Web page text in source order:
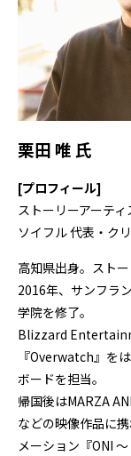
栗田 唯 氏
[プロフィール]
ストーリーアーティ
ソイフル 代表・ク
高知県出身。ストー
2016年、サンフラ
学院を修了。
Blizzard
『Overwatch』を
ボードを担当。
帰国後はMARZA
などの映像作品に
メーション『ONI